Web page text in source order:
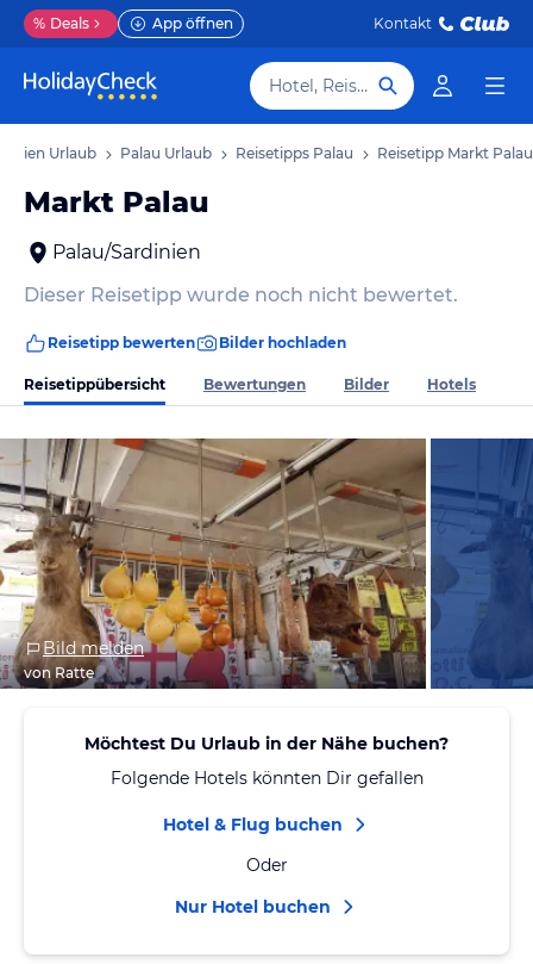
% Deals App öffnen Kontakt
Hotel, Reiseziel
Urlaub Palau Urlaub Reisetipps Palau Reisetipp Markt Palau
Markt Palau
Palau/Sardinien
Dieser Reisetipp wurde noch nicht bewertet.
Reisetipp bewerten Bilder hochladen
Reisetippübersicht Bewertungen Bilder Hotels
Bild melden
von Ratte
Möchtest Du Urlaub in der Nähe buchen?
Folgende Hotels könnten Dir gefallen
Hotel & Flug buchen
Oder
Nur Hotel buchen